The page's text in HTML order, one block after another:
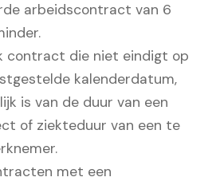
arbeidscontract van 6
contract die niet eindigt op
kalenderdatum,
is van de duur van een
of ziekteduur van een te
met een